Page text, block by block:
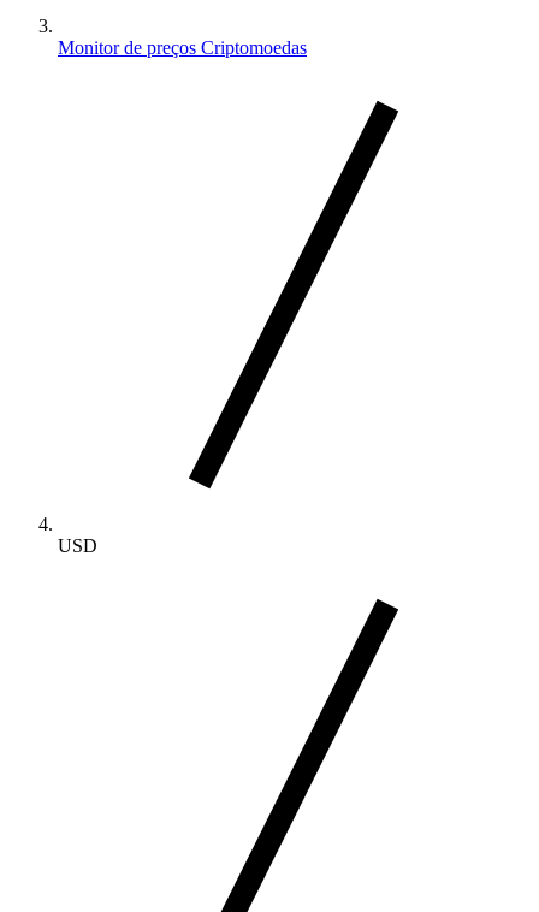
Monitor de preços Criptomoedas
USD